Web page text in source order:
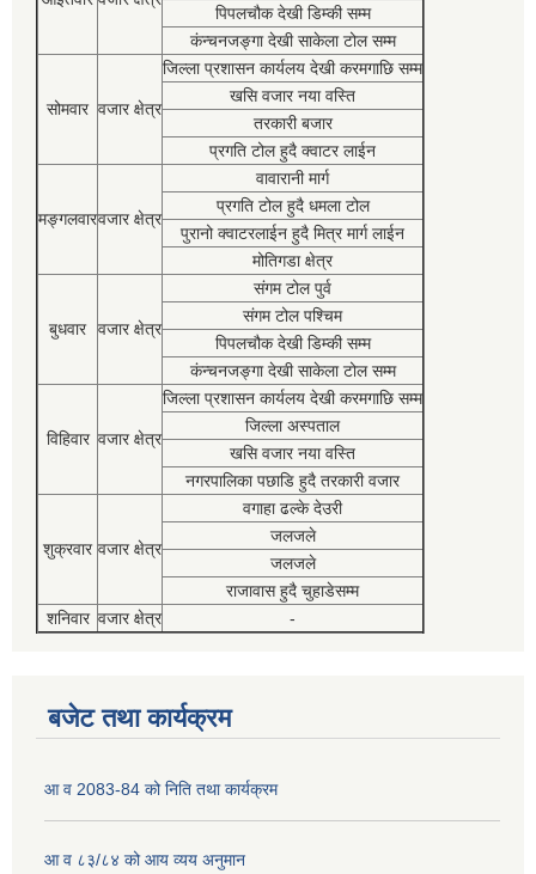
पिपलचौक देखी डिम्की सम्म
कंन्चनजङ्गा देखी साकेला टोल सम्म
सोमवार वजार क्षेत्र
जिल्ला प्रशासन कार्यलय देखी करमगाछि सम्म
खसि वजार नया वस्ति
तरकारी बजार
प्रगति टोल हुदै क्वाटर लाईन
मङ्गलवारवजार क्षेत्र
वावारानी मार्ग
प्रगति टोल हुदै धमला टोल
पुरानो क्वाटरलाईन हुदै मित्र मार्ग लाईन
मोतिगडा क्षेत्र
बुधवार वजार क्षेत्र
संगम टोल पुर्व
संगम टोल पश्चिम
पिपलचौक देखी डिम्की सम्म
कंन्चनजङ्गा देखी साकेला टोल सम्म
विहिवार वजार क्षेत्र
जिल्ला प्रशासन कार्यलय देखी करमगाछि सम्म
जिल्ला अस्पताल
खसि वजार नया वस्ति
नगरपालिका पछाडि हुदै तरकारी वजार
शुक्रवार वजार क्षेत्र
वगाहा ढल्के देउरी
जलजले
जलजले
राजावास हुदै चुहाडेसम्म
शनिवार वजार क्षेत्र -
बजेट तथा कार्यक्रम
आ व 2083-84 को निति तथा कार्यक्रम
आ व ८३/८४ को आय व्यय अनुमान